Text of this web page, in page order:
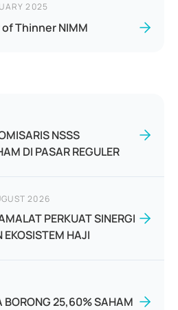
2025
Thinner NIMM
NSSS
DI PASAR REGULER
2026
PERKUAT SINERGI
HAJI
BORONG 25,60% SAHAM